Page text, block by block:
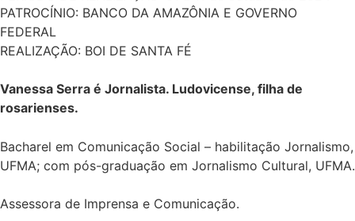
PATROCÍNIO: BANCO DA AMAZÔNIA E GOVERNO
FEDERAL
REALIZAÇÃO: BOI DE SANTA FÉ
Vanessa Serra é Jornalista. Ludovicense, filha de
rosarienses.
Bacharel em Comunicação Social – habilitação Jornalismo,
UFMA; com pós-graduação em Jornalismo Cultural, UFMA.
Assessora de Imprensa e Comunicação.